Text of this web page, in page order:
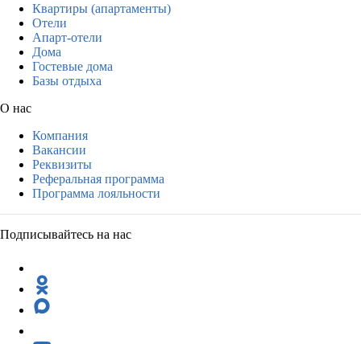
Квартиры (апартаменты)
Отели
Апарт-отели
Дома
Гостевые дома
Базы отдыха
О нас
Компания
Вакансии
Реквизиты
Реферальная программа
Программа лояльности
Подписывайтесь на нас